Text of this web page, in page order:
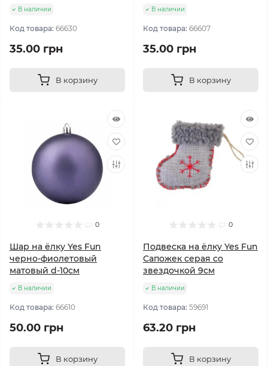
В наличии
Код товара: 66630
35.00 грн
В корзину
В наличии
Код товара: 66607
35.00 грн
В корзину
0
Шар на ёлку Yes Fun
черно-фиолетовый
матовый d-10см
В наличии
Код товара: 66610
50.00 грн
В корзину
0
Подвеска на ёлку Yes Fun
Сапожек серая со
звездочкой 9см
В наличии
Код товара: 59691
63.20 грн
В корзину